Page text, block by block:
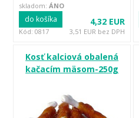
Kód: 0817
skladom: ÁNO
4,32 EUR
3,51 EUR bez DPH
do košíka
Kosť kalciová obalená
kačacím mäsom-250g